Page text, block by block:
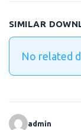
SIMILAR
No related
admin